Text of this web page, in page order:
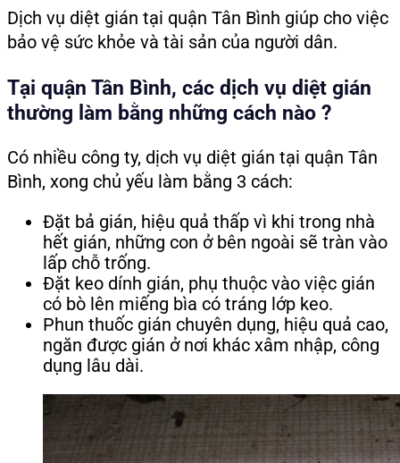
Dịch vụ diệt gián tại quận Tân Bình giúp cho việc
bảo vệ sức khỏe và tài sản của người dân.
Tại quận Tân Bình, các dịch vụ diệt gián
thường làm bằng những cách nào ?
Có nhiều công ty, dịch vụ diệt gián tại quận Tân
Bình, xong chủ yếu làm bằng 3 cách:
Đặt bả gián, hiệu quả thấp vì khi trong nhà
hết gián, những con ở bên ngoài sẽ tràn vào
lấp chỗ trống.
Đặt keo dính gián, phụ thuộc vào việc gián
có bò lên miếng bìa có tráng lớp keo.
Phun thuốc gián chuyên dụng, hiệu quả cao,
ngăn được gián ở nơi khác xâm nhập, công
dụng lâu dài.